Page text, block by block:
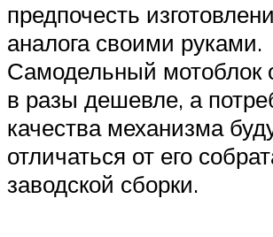
предпочесть
аналога своими руками.
Самодельный мотоблок
в разы дешевле, а
качества механизма
отличаться от его
заводской сборки.